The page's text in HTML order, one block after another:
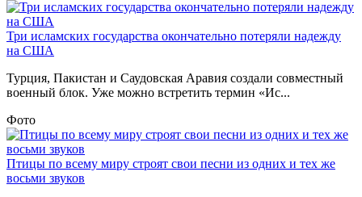
Три исламских государства окончательно потеряли надежду
на США
Турция, Пакистан и Саудовская Аравия создали совместный
военный блок. Уже можно встретить термин «Ис...
Фото
Птицы по всему миру строят свои песни из одних и тех же
восьми звуков